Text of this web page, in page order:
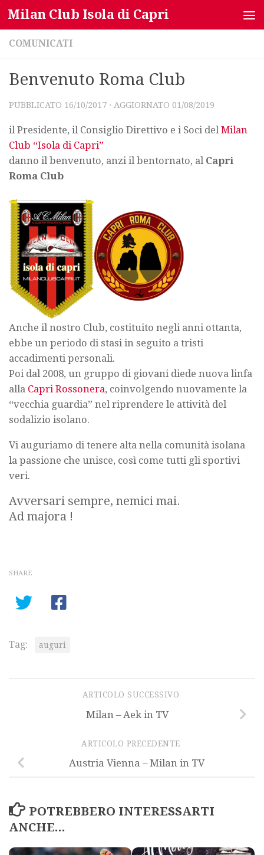
Salta al contenuto
Milan Club Isola di Capri
COMUNICATI
Benvenuto Roma Club
PUBBLICATO 16/10/2017 · AGGIORNATO 01/08/2019
il Presidente, il Consiglio Direttivo e i Soci del Milan
Club “Isola di Capri”
danno il benvenuto, anzi il bentornato, al Capri
Roma Club
Anche il nostro Club, costituito negli anni ottanta,
ebbe un periodo di stasi in seguito a tristi
accadimenti personali.
Poi dal 2008, un gruppo di giovani diede nuova linfa
alla Capri Rossonera, coinvolgendo nuovamente la
“vecchia guardia” nel riprendere le attività del
sodalizio isolano.
Vi auguriamo di tenere alta nella comunità isolana
la passione che unisce, così come tutti gli sportivi
veri.
Avversari sempre, nemici mai.
Ad majora !
SHARE
Tag: auguri
ARTICOLO SUCCESSIVO
Milan – Aek in TV
ARTICOLO PRECEDENTE
Austria Vienna – Milan in TV
POTREBBERO INTERESSARTI
ANCHE...